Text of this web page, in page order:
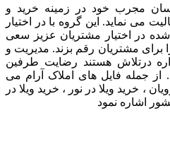
مجرب خود در زمینه خرید و
می نماید. این گروه با در اختیار
شده در اختیار مشتریان عزیز سعی
برای مشتریان رقم بزند. مدیریت و
درتلاش هستند رضایت طرفین
از جمله فایل های املاک آرام می
، خرید ویلا در نور ، خرید ویلا در
اشاره نمود